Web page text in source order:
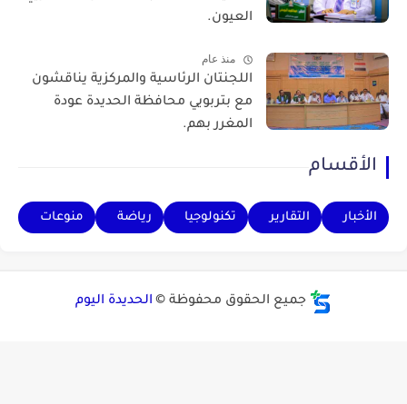
العيون.
منذ عام
اللجنتان الرئاسية والمركزية يناقشون
مع بتربويي محافظة الحديدة عودة
المغرر بهم.
الأقسام
الأخبار التقارير تكنولوجيا رياضة منوعات
جميع الحقوق محفوظة © الحديدة اليوم